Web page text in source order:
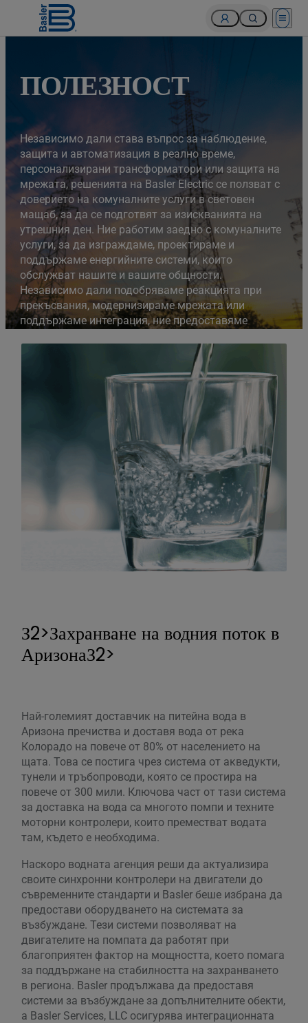
Open
ПОЛЕЗНОСТ
Независимо дали става въпрос за наблюдение,
защита и автоматизация в реално време,
персонализирани трансформатори или защита на
мрежата, решенията на Basler Electric се ползват с
доверието на комуналните услуги в световен
мащаб, за да се подготвят за изискванията на
утрешния ден. Ние работим заедно с комуналните
услуги, за да изграждаме, проектираме и
поддържаме енергийните системи, които
обслужват нашите и вашите общности.
Независимо дали подобряваме реакцията при
прекъсвания, модернизираме мрежата или
поддържаме интеграция, ние предоставяме
надеждна експертиза и отзивчиво обслужване.
З2>Захранване на водния поток в
АризонаЗ2>
Най-големият доставчик на питейна вода в
Аризона пречиства и доставя вода от река
Колорадо на повече от 80% от населението на
щата. Това се постига чрез система от акведукти,
тунели и тръбопроводи, която се простира на
повече от 300 мили. Ключова част от тази система
за доставка на вода са многото помпи и техните
моторни контролери, които преместват водата
там, където е необходима.
Наскоро водната агенция реши да актуализира
своите синхронни контролери на двигатели до
съвременните стандарти и Basler беше избрана да
предостави оборудването на системата за
възбуждане. Тези системи позволяват на
двигателите на помпата да работят при
благоприятен фактор на мощността, което помага
за поддържане на стабилността на захранването
в региона. Basler продължава да предоставя
системи за възбуждане за допълнителните обекти,
а Basler Services, LLC осигурява интеграционната